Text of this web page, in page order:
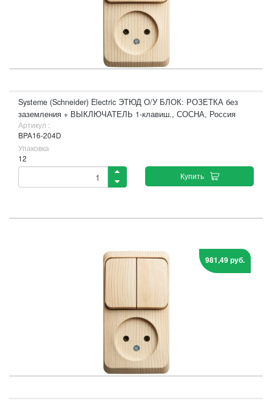
Systeme (Schneider) Electric ЭТЮД О/У БЛОК: РОЗЕТКА без
заземления + ВЫКЛЮЧАТЕЛЬ 1-клавиш., СОСНА, Россия
Артикул :
BPA16-204D
Упаковка
12
Купить
981,49 руб.